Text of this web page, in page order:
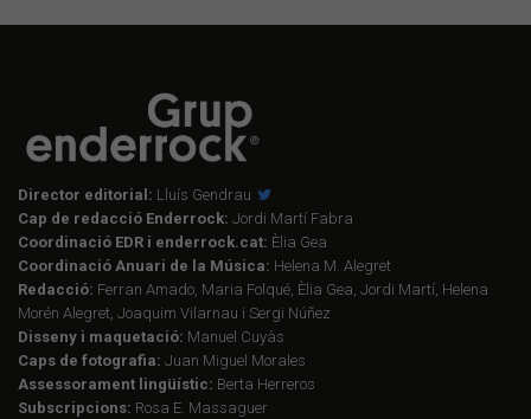
Director editorial: Lluís Gendrau
Cap de redacció Enderrock: Jordi Martí Fabra
Coordinació EDR i enderrock.cat: Èlia Gea
Coordinació Anuari de la Música: Helena M. Alegret
Redacció: Ferran Amado, Maria Folqué, Èlia Gea, Jordi Martí, Helena
Morén Alegret, Joaquim Vilarnau i Sergi Núñez
Disseny i maquetació: Manuel Cuyàs
Caps de fotografia: Juan Miguel Morales
Assessorament lingüístic: Berta Herreros
Subscripcions: Rosa E. Massaguer